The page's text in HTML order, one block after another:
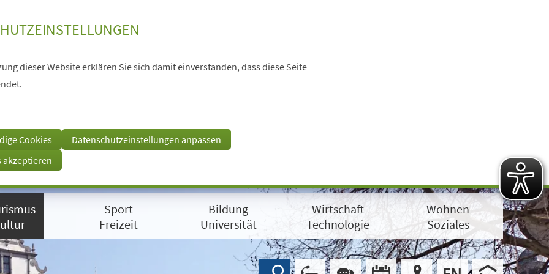
dieser Website erklären Sie sich damit einverstanden, dass diese Seite
Cookies
Datenschutzeinstellungen anpassen
akzeptieren
Sport
Freizeit
Bildung
Universität
Wirtschaft
Technologie
Wohnen
Soziales